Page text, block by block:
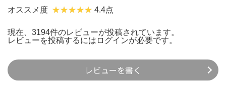
オススメ度 4.4点
現在、3194件のレビューが投稿されています。
レビューを投稿するには ログインが必要です。
レビューを書く